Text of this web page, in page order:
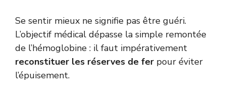
Se sentir mieux ne signifie pas être guéri.
L’objectif médical dépasse la simple remontée
de l’hémoglobine : il faut impérativement
reconstituer les réserves de fer pour éviter
l’épuisement.